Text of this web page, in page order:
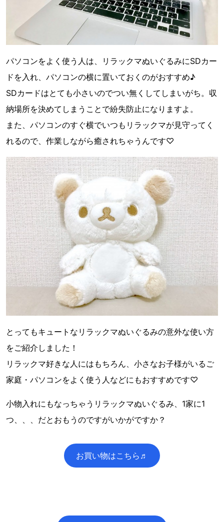
パソコンをよく使う人は、リラックマぬいぐるみにSDカー
ドを入れ、パソコンの横に置いておくのがおすすめ♪
SDカードはとても小さいのでつい無くしてしまいがち。収
納場所を決めてしまうことで紛失防止になりますよ。
また、パソコンのすぐ横でいつもリラックマが見守ってく
れるので、作業しながら癒されちゃうんです♡
とってもキュートなリラックマぬいぐるみの意外な使い方
をご紹介しました！
リラックマ好きな人にはもちろん、小さなお子様がいるご
家庭・パソコンをよく使う人などにもおすすめです♡
小物入れにもなっちゃうリラックマぬいぐるみ、1家に1
つ、、、だとおもうのですがいかがですか？
お買い物はこちら♬